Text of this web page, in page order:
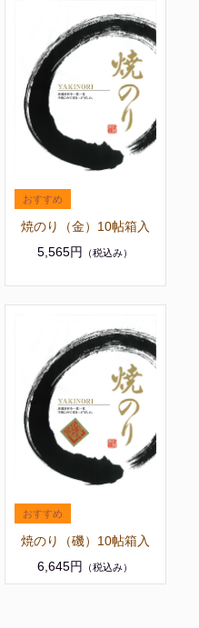
焼のり（金）10帖箱入
5,565円
（税込み）
焼のり（磯）10帖箱入
6,645円
（税込み）